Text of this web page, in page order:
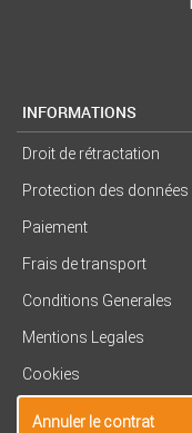
INFORMATIONS
Droit de rétractation
Protection des données
Paiement
Frais de transport
Conditions Generales
Mentions Legales
Cookies
Annuler le contrat